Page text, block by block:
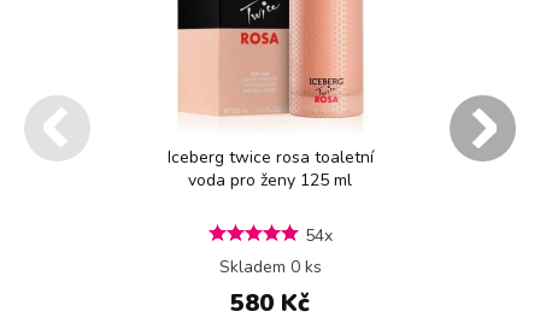
Iceberg twice rosa toaletní
voda pro ženy 125 ml
54x
Skladem 0 ks
580 Kč